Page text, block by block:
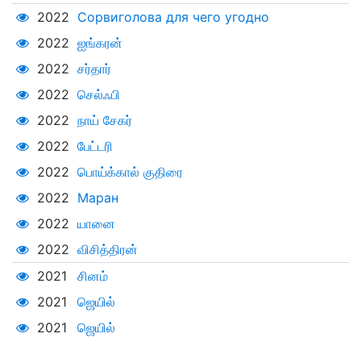
2022 Сорвиголова для чего угодно
2022 ஐங்கரன்
2022 சர்தார்
2022 செல்ஃபி
2022 நாய் சேகர்
2022 பேட்டரி
2022 பொய்க்கால் குதிரை
2022 Маран
2022 யானை
2022 விசித்திரன்
2021
சினம்
2021
ஜெயில்
2021
ஜெயில்